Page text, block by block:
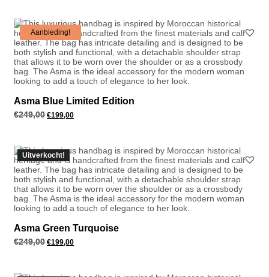
Aanbieding!
Asma Blue Limited Edition
€249,00 Oorspronkelijke
prijs
€199,00
prijs
Uitverkocht!
Asma Green Turquoise
€249,00 Oorspronkelijke
prijs
€199,00
prijs